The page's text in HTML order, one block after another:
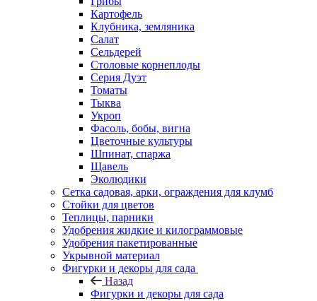
Картофель
Клубника, земляника
Салат
Сельдерей
Столовые корнеплоды
Серия Дуэт
Томаты
Тыква
Укроп
Фасоль, бобы, вигна
Цветочные культуры
Шпинат, спаржа
Щавель
Эколюдики
Сетка садовая, арки, ограждения для клумб
Стойки для цветов
Теплицы, парники
Удобрения жидкие и килограммовые
Удобрения пакетированные
Укрывной материал
Фигурки и декоры для сада
Назад
Фигурки и декоры для сада